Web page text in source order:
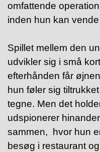
omfattende
inden hun kan
Spillet mellem den
udvikler sig i små
efterhånden får
hun føler sig
tegne. Men det
udspionerer
sammen, hvor hun
besøg i restaurant